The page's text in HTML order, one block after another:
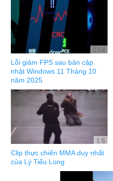
0:54
Lỗi giảm FPS sau bản cập
nhật Windows 11 Tháng 10
năm 2025
1:6
Clip thực chiến MMA duy nhất
của Lý Tiểu Long